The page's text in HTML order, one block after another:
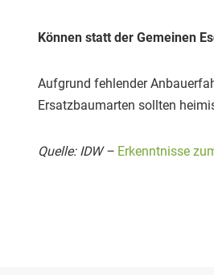
Können statt der Gemeinen
Aufgrund fehlender
Ersatzbaumarten sollten
Quelle: IDW – Erkenntnisse